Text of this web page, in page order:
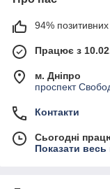
94% позитивних
Працює з
м. Дніпро
проспект
Контакти
Сьогодні
Показати весь